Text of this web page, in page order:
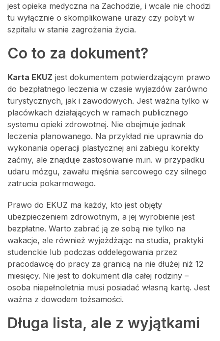
jest opieka medyczna na Zachodzie, i wcale nie chodzi
tu wyłącznie o skomplikowane urazy czy pobyt w
szpitalu w stanie zagrożenia życia.
Co to za dokument?
Karta EKUZ jest dokumentem potwierdzającym prawo
do bezpłatnego leczenia w czasie wyjazdów zarówno
turystycznych, jak i zawodowych. Jest ważna tylko w
placówkach działających w ramach publicznego
systemu opieki zdrowotnej. Nie obejmuje jednak
leczenia planowanego. Na przykład nie uprawnia do
wykonania operacji plastycznej ani zabiegu korekty
zaćmy, ale znajduje zastosowanie m.in. w przypadku
udaru mózgu, zawału mięśnia sercowego czy silnego
zatrucia pokarmowego.
Prawo do EKUZ ma każdy, kto jest objęty
ubezpieczeniem zdrowotnym, a jej wyrobienie jest
bezpłatne. Warto zabrać ją ze sobą nie tylko na
wakacje, ale również wyjeżdżając na studia, praktyki
studenckie lub podczas oddelegowania przez
pracodawcę do pracy za granicą na nie dłużej niż 12
miesięcy. Nie jest to dokument dla całej rodziny –
osoba niepełnoletnia musi posiadać własną kartę. Jest
ważna z dowodem tożsamości.
Długa lista, ale z wyjątkami